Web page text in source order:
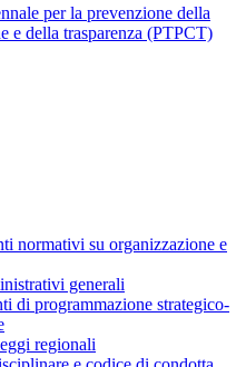
per la prevenzione della
e della trasparenza (PTPCT)
normativi su organizzazione e
generali
di programmazione strategico-
regionali